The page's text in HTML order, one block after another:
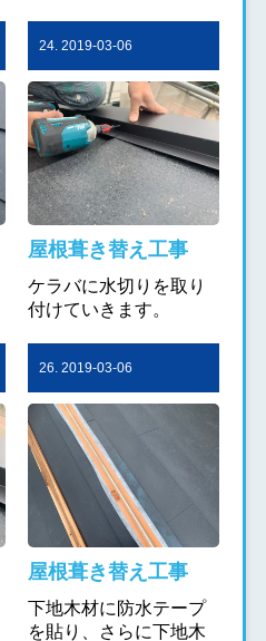
24. 2019-03-06
屋根葺き替え工事
ケラバに水切りを取り
付けていきます。
26. 2019-03-06
屋根葺き替え工事
下地木材に防水テープ
を貼り、さらに下地木